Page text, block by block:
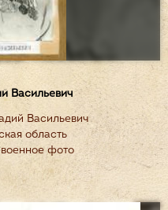
Васильевич
Васильевич
область
фото